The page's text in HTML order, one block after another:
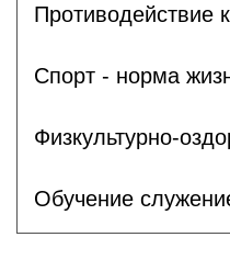
Противодействие
Спорт - норма
Физкультурно-
Обучение